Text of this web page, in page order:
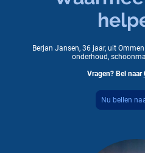
Berjan Jansen, 36 jaar, uit
onderhoud,
Vragen? Bel naar
Nu bellen